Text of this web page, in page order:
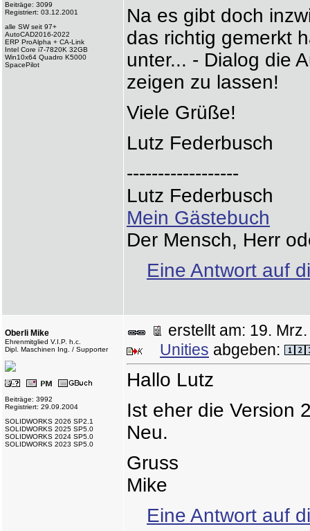
Beiträge: 3099
Registriert: 03.12.2001
alle SW seit 97+
AutoCAD2016-2022
ERP ProAlpha + CA-Link
Intel Core i7-7820K 32GB
Win10x64 Quadro K5000
SpacePilot
Na es gibt doch
das richtig gemerkt
unter... - Dialog die
zeigen zu lassen!
Viele Grüße!
Lutz Federbusch
------------------
Lutz Federbusch
Mein Gästebuch
Der Mensch, Herr
Eine Antwort auf
Oberli Mike
Ehrenmitglied V.I.P. h.c.
Dipl. Maschinen Ing. / Supporter
Beiträge: 3992
Registriert: 29.09.2004
SOLIDWORKS 2026 SP2.1
SOLIDWORKS 2025 SP5.0
SOLIDWORKS 2024 SP5.0
SOLIDWORKS 2023 SP5.0
erstellt am: 19.
Unities abgeben:
Hallo Lutz
Ist eher die Version
Neu.
Gruss
Mike
Eine Antwort auf